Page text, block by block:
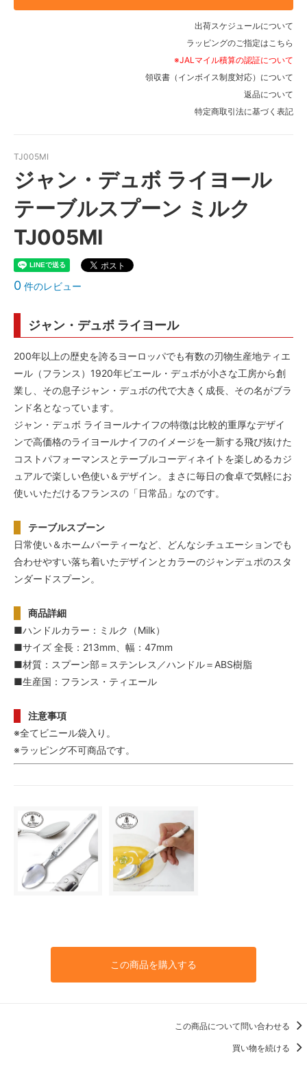
出荷スケジュールについて
ラッピングのご指定はこちら
※JALマイル積算の認証について
領収書（インボイス制度対応）について
返品について
特定商取引法に基づく表記
TJ005MI
ジャン・デュボ ライヨール
テーブルスプーン ミルク
TJ005MI
0 件のレビュー
ジャン・デュボ ライヨール
200年以上の歴史を誇るヨーロッパでも有数の刃物生産地ティエ
ール（フランス）1920年ピエール・デュボが小さな工房から創
業し、その息子ジャン・デュボの代で大きく成長、その名がブラ
ンド名となっています。
ジャン・デュボ ライヨールナイフの特徴は比較的重厚なデザイ
ンで高価格のライヨールナイフのイメージを一新する飛び抜けた
コストパフォーマンスとテーブルコーディネイトを楽しめるカジ
ュアルで楽しい色使い＆デザイン。まさに毎日の食卓で気軽にお
使いいただけるフランスの「日常品」なのです。
テーブルスプーン
日常使い＆ホームパーティーなど、どんなシチュエーションでも
合わせやすい落ち着いたデザインとカラーのジャンデュポのスタ
ンダードスプーン。
商品詳細
■ハンドルカラー：ミルク（Milk）
■サイズ 全長：213mm、幅：47mm
■材質：スプーン部＝ステンレス／ハンドル＝ABS樹脂
■生産国：フランス・ティエール
注意事項
※全てビニール袋入り。
※ラッピング不可商品です。
この商品を購入する
この商品について問い合わせる
買い物を続ける